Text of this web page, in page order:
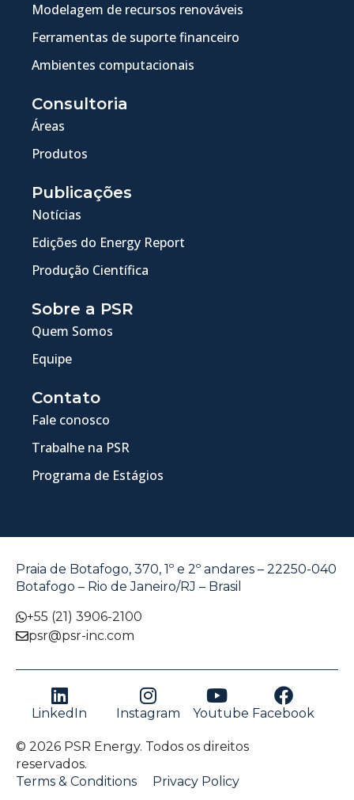
Modelagem de recursos renováveis
Ferramentas de suporte financeiro
Ambientes computacionais
Consultoria
Áreas
Produtos
Publicações
Notícias
Edições do Energy Report
Produção Científica
Sobre a PSR
Quem Somos
Equipe
Contato
Fale conosco
Trabalhe na PSR
Programa de Estágios
Praia de Botafogo, 370, 1º e 2º andares – 22250-040
Botafogo – Rio de Janeiro/RJ – Brasil
+55 (21) 3906-2100
psr@psr-inc.com
LinkedIn Instagram Youtube Facebook
© 2026 PSR Energy. Todos os direitos
reservados.
Terms & Conditions
Privacy Policy